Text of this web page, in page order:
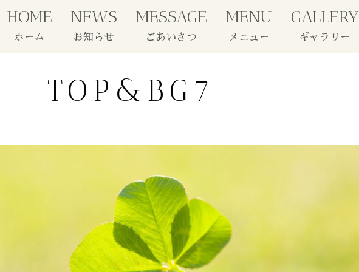
HOME
ホーム
NEWS
お知らせ
MESSAGE
ごあいさつ
MENU
メニュー
GALLERY
ギャラリー
TOP&BG7